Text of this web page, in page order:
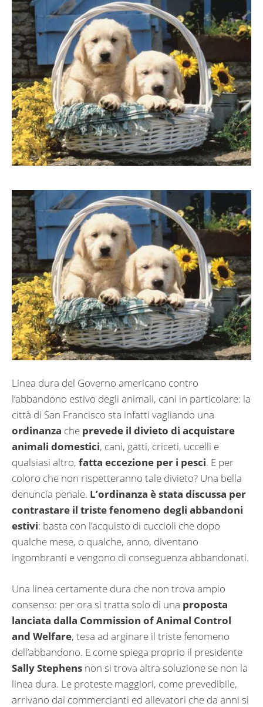
Linea dura del Governo americano contro
l’abbandono estivo degli animali, cani in particolare: la
città di San Francisco sta infatti vagliando una
ordinanza che prevede il divieto di acquistare
animali domestici, cani, gatti, criceti, uccelli e
qualsiasi altro, fatta eccezione per i pesci. E per
coloro che non rispetteranno tale divieto? Una bella
denuncia penale. L’ordinanza è stata discussa per
contrastare il triste fenomeno degli abbandoni
estivi: basta con l’acquisto di cuccioli che dopo
qualche mese, o qualche, anno, diventano
ingombranti e vengono di conseguenza abbandonati.
Una linea certamente dura che non trova ampio
consenso: per ora si tratta solo di una proposta
lanciata dalla Commission of Animal Control
and Welfare, tesa ad arginare il triste fenomeno
dell’abbandono. E come spiega proprio il presidente
Sally Stephens non si trova altra soluzione se non la
linea dura. Le proteste maggiori, come prevedibile,
arrivano dai commercianti ed allevatori che da anni si